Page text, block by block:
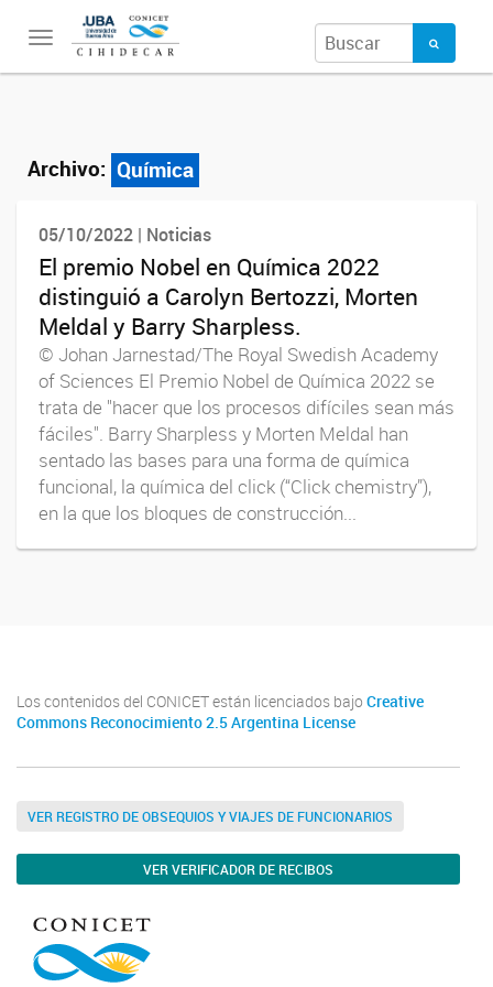
Toggle
Archivo: Química
05/10/2022 | Noticias
El premio Nobel en Química 2022
distinguió a Carolyn Bertozzi, Morten
Meldal y Barry Sharpless.
© Johan Jarnestad/The Royal Swedish Academy
of Sciences El Premio Nobel de Química 2022 se
trata de "hacer que los procesos difíciles sean más
fáciles". Barry Sharpless y Morten Meldal han
sentado las bases para una forma de química
funcional, la química del click (“Click chemistry”),
en la que los bloques de construcción...
Los contenidos del CONICET están licenciados bajo Creative
Commons Reconocimiento 2.5 Argentina License
VER REGISTRO DE OBSEQUIOS Y VIAJES DE FUNCIONARIOS
VER VERIFICADOR DE RECIBOS